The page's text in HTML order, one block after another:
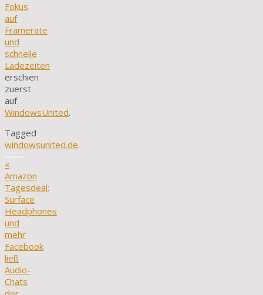
Fokus
auf
Framerate
und
schnelle
Ladezeiten
erschien
zuerst
auf
WindowsUnited.
Tagged
windowsunited.de.
«
Amazon
Tagesdeal:
Surface
Headphones
und
mehr
Facebook
ließ
Audio-
Chats